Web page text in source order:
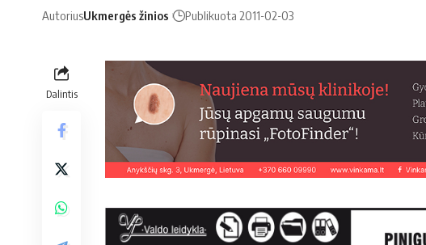
AutoriusUkmergės žinios Publikuota 2011-02-03
Dalintis